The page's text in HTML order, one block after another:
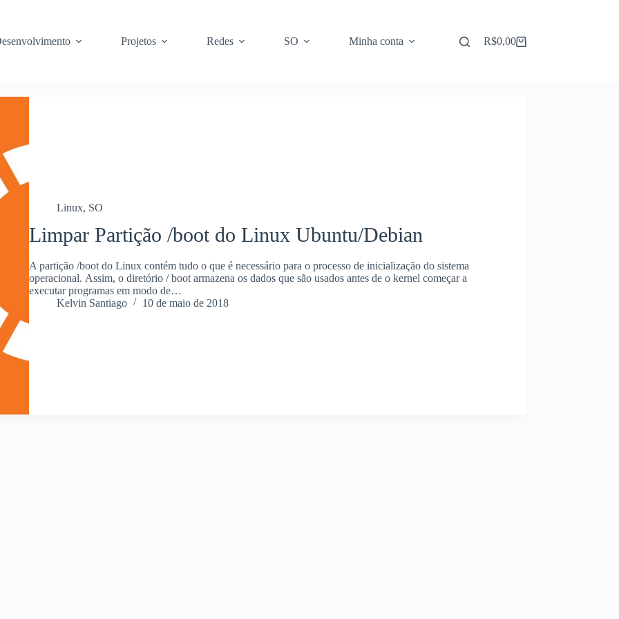
Projetos Redes SO Minha conta Carrinho
R$0,00
Linux, SO
Limpar Partição /boot do Linux Ubuntu/Debian
A partição /boot do Linux contém tudo o que é necessário para o processo de inicialização do sistema
operacional. Assim, o diretório / boot armazena os dados que são usados ​​antes de o kernel começar a
executar programas em modo de…
Kelvin Santiago
10 de maio de 2018